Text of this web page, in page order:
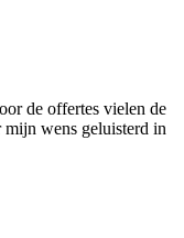
de offertes vielen de
mijn wens geluisterd in